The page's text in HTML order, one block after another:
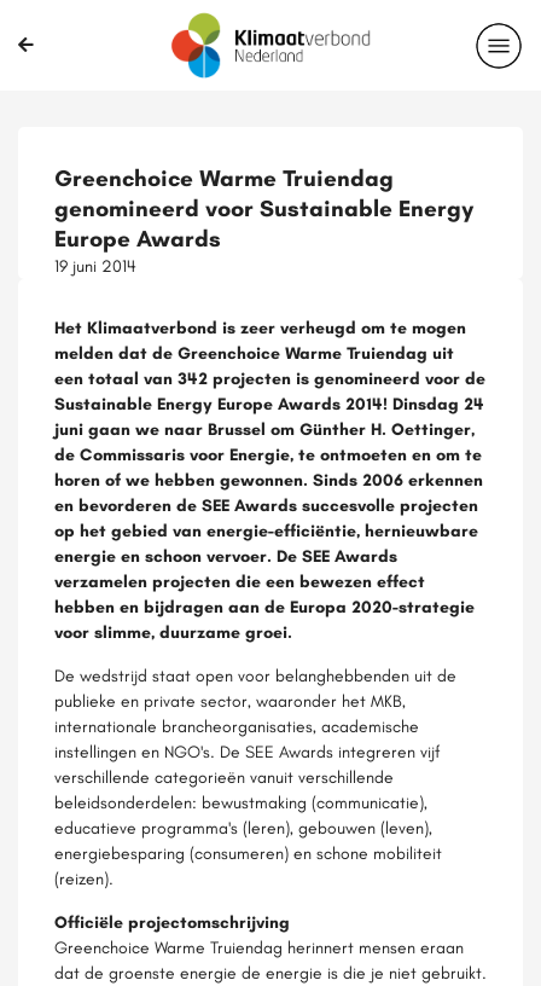
Greenchoice Warme Truiendag
genomineerd voor Sustainable Energy
Europe Awards
19 juni 2014
Het Klimaatverbond is zeer verheugd om te mogen
melden dat de Greenchoice Warme Truiendag uit
een totaal van 342 projecten is genomineerd voor de
Sustainable Energy Europe Awards 2014! Dinsdag 24
juni gaan we naar Brussel om Günther H. Oettinger,
de Commissaris voor Energie, te ontmoeten en om te
horen of we hebben gewonnen. Sinds 2006 erkennen
en bevorderen de SEE Awards succesvolle projecten
op het gebied van energie-efficiëntie, hernieuwbare
energie en schoon vervoer. De SEE Awards
verzamelen projecten die een bewezen effect
hebben en bijdragen aan de Europa 2020-strategie
voor slimme, duurzame groei.
De wedstrijd staat open voor belanghebbenden uit de
publieke en private sector, waaronder het MKB,
internationale brancheorganisaties, academische
instellingen en NGO's. De SEE Awards integreren vijf
verschillende categorieën vanuit verschillende
beleidsonderdelen: bewustmaking (communicatie),
educatieve programma's (leren), gebouwen (leven),
energiebesparing (consumeren) en schone mobiliteit
(reizen).
Officiële projectomschrijving
Greenchoice Warme Truiendag herinnert mensen eraan
dat de groenste energie de energie is die je niet gebruikt.